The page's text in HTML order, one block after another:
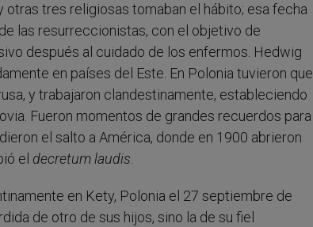
tres religiosas tomaban el hábito; esa fecha
las resurreccionistas, con el objetivo de
después al cuidado de los enfermos. Hedwig
en países del Este. En Polonia tuvieron que
y trabajaron clandestinamente, estableciendo
Fueron momentos de grandes recuerdos para
el salto a América, donde en 1900 abrieron
el decretum laudis.
en Kety, Polonia el 27 septiembre de
de otro de sus hijos, sino la de su fiel